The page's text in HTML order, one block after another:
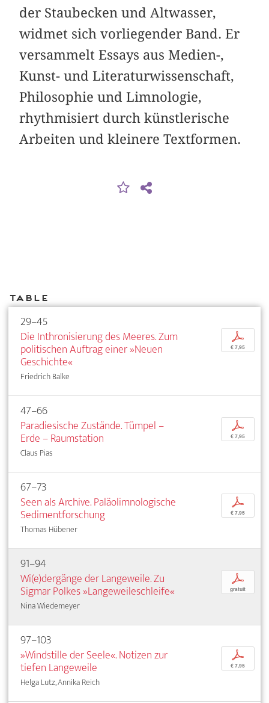
der Staubecken und Altwasser,
widmet sich vorliegender Band. Er
versammelt Essays aus Medien-,
Kunst- und Literaturwissenschaft,
Philosophie und Limnologie,
rhythmisiert durch künstlerische
Arbeiten und kleinere Textformen.
Table
29–45
Die Inthronisierung des Meeres. Zum
politischen Auftrag einer »Neuen
Geschichte«
Friedrich Balke
p
€ 7,95
47–66
Paradiesische Zustände. Tümpel –
Erde – Raumstation
Claus Pias
p
€ 7,95
67–73
Seen als Archive. Paläolimnologische
Sedimentforschung
Thomas Hübener
p
€ 7,95
91–94
Wi(e)dergänge der Langeweile. Zu
Sigmar Polkes »Langeweileschleife«
Nina Wiedemeyer
p
gratuit
97–103
»Windstille der Seele«. Notizen zur
tiefen Langeweile
Helga Lutz, Annika Reich
p
€ 7,95